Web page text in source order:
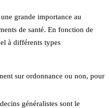
grande importance au
de santé. En fonction de
à différents types
sur ordonnance ou non, pour
généralistes sont le